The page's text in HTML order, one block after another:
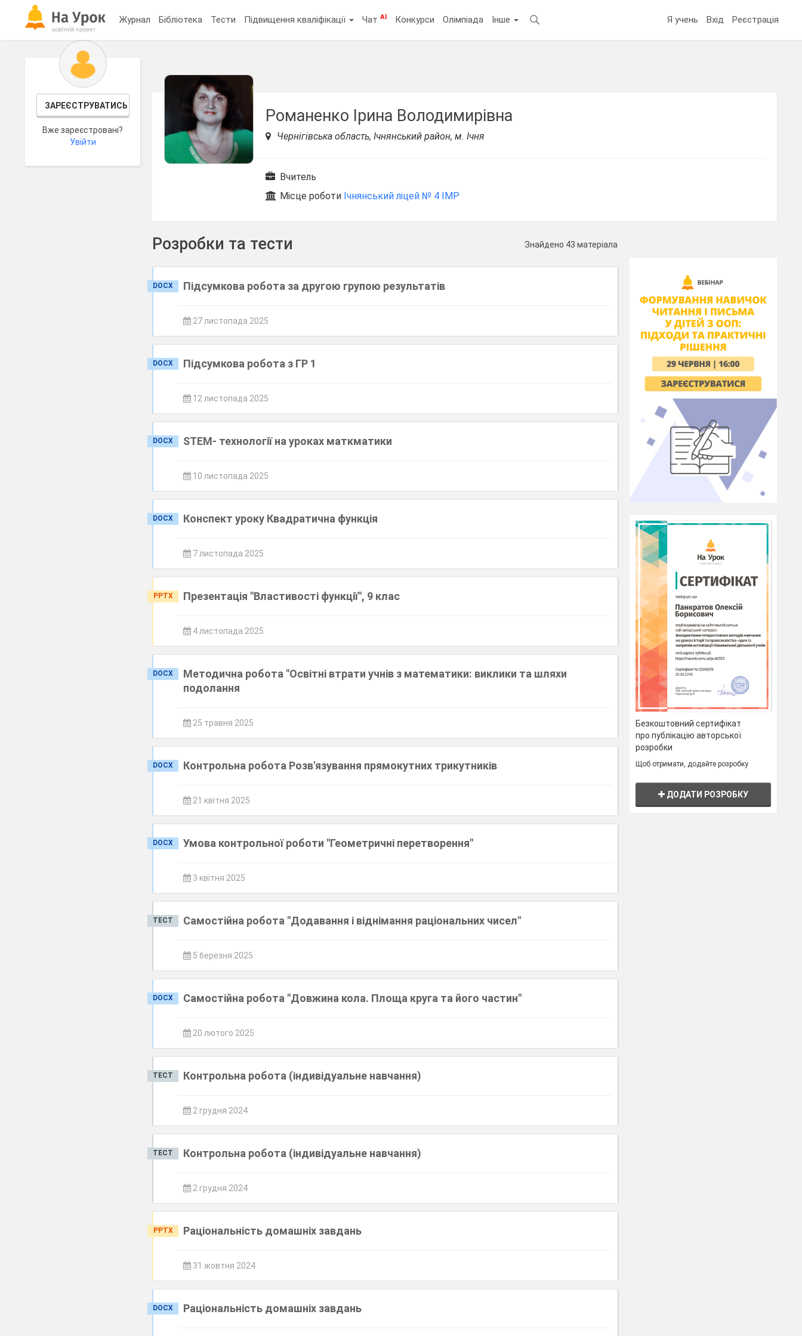
Журнал Бібліотека Тести Підвищення кваліфікації ЧатAI Конкурси Олімпіада Інше Я учень Вхід Реєстрація
ЗАРЕЄСТРУВАТИСЬ
Вже зареєстровані?
Увійти
Романенко Ірина Володимирівна
Чернігівська область, Ічнянський район, м. Ічня
Вчитель
Місце роботи Ічнянський ліцей № 4 ІМР
Розробки та тести Знайдено 43 матеріала
DOCX Підсумкова робота за другою групою результатів
27 листопада 2025
DOCX Підсумкова робота з ГР 1
12 листопада 2025
DOCX STEM- технології на уроках маткматики
10 листопада 2025
DOCX Конспект уроку Квадратична функція
7 листопада 2025
PPTX Презентація "Властивості функції", 9 клас
4 листопада 2025
DOCX
Методична робота "Освітні втрати учнів з математики: виклики та шляхи
подолання
25 травня 2025
DOCX Контрольна робота Розв'язування прямокутних трикутників
21 квітня 2025
DOCX Умова контрольної роботи "Геометричні перетворення"
3 квітня 2025
ТЕСТ Самостійна робота "Додавання і віднімання раціональних чисел"
5 березня 2025
DOCX Самостійна робота "Довжина кола. Площа круга та його частин"
20 лютого 2025
ТЕСТ Контрольна робота (індивідуальне навчання)
2 грудня 2024
ТЕСТ Контрольна робота (індивідуальне навчання)
2 грудня 2024
PPTX Раціональність домашніх завдань
31 жовтня 2024
DOCX Раціональність домашніх завдань
Безкоштовний сертифікат
про публікацію авторської
розробки
Щоб отримати, додайте розробку
ДОДАТИ РОЗРОБКУ